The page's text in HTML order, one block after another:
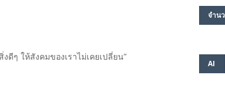
ๆ ให้สังคมของเราไม่เคยเปลี่ยน”
จำน
AI